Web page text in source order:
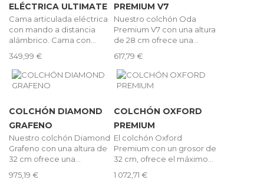
ELÉCTRICA ULTIMATE
Cama articulada eléctrica
con mando a distancia
alámbrico. Cama con...
349,99 €
PREMIUM V7
Nuestro colchón Oda
Premium V7 con una altura
de 28 cm ofrece una...
617,79 €
COLCHÓN DIAMOND
GRAFENO
Nuestro colchón Diamond
Grafeno con una altura de
32 cm ofrece una...
975,19 €
COLCHÓN OXFORD
PREMIUM
El colchón Oxford
Premium con un grosor de
32 cm, ofrece el máximo...
1 072,71 €